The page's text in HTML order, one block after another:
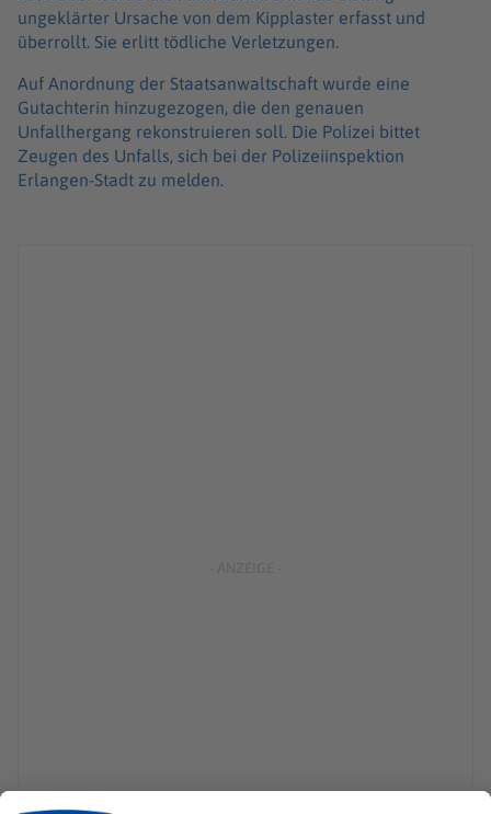
ungeklärter Ursache von dem Kipplaster erfasst und
überrollt. Sie erlitt tödliche Verletzungen.
Auf Anordnung der Staatsanwaltschaft wurde eine
Gutachterin hinzugezogen, die den genauen
Unfallhergang rekonstruieren soll. Die Polizei bittet
Zeugen des Unfalls, sich bei der Polizeiinspektion
Erlangen-Stadt zu melden.